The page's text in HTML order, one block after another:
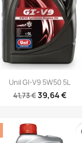
Kiirvaade
Unil GI-V9 5W50 5L
41,73 €39,64 €